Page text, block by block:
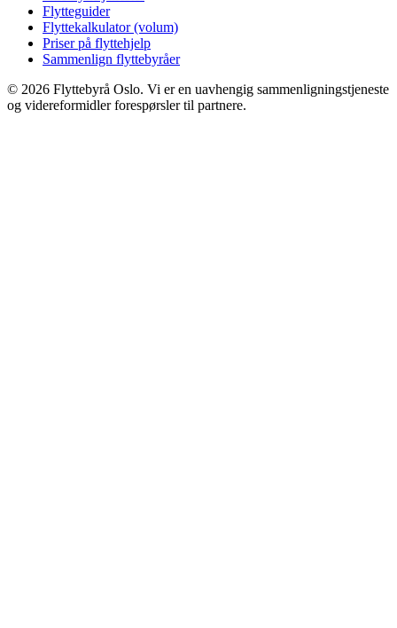
Flytteguider
Flyttekalkulator (volum)
Priser på flyttehjelp
Sammenlign flyttebyråer
© 2026 Flyttebyrå Oslo. Vi er en uavhengig sammenligningstjeneste
og videreformidler forespørsler til partnere.